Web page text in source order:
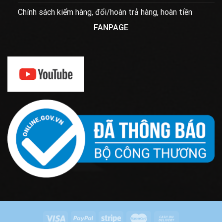
Chính sách kiểm hàng, đổi/hoàn trả hàng, hoàn tiền
FANPAGE